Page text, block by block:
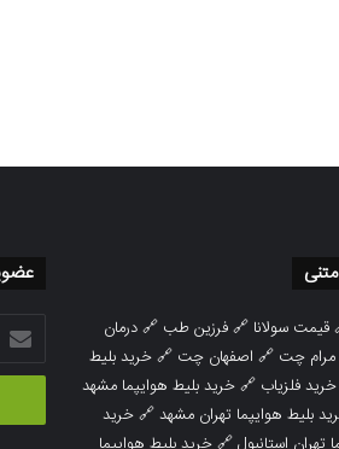
قیمت سولانا 🔗فرزین طب 🔗درمان
مرام چت 🔗 اصفهان چت 🔗خرید بلیط
خرید فلزیاب 🔗خرید بلیط هوایپما مشهد
بلیط هوایپما تهران مشهد🔗خرید
آدرس
ایمیل
خود
وارد